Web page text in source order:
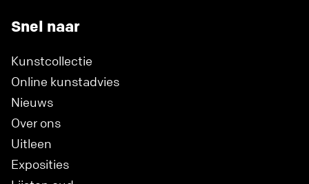
Snel naar
Kunstcollectie
Online kunstadvies
Nieuws
Over ons
Uitleen
Exposities